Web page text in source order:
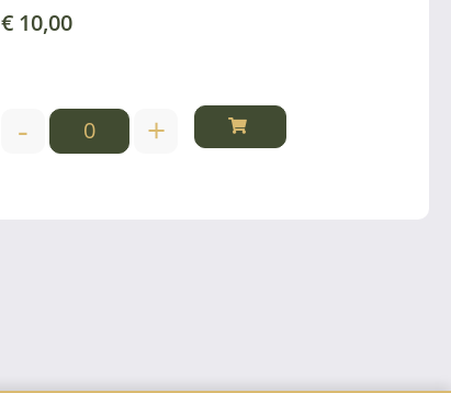
€ 10,00
- +